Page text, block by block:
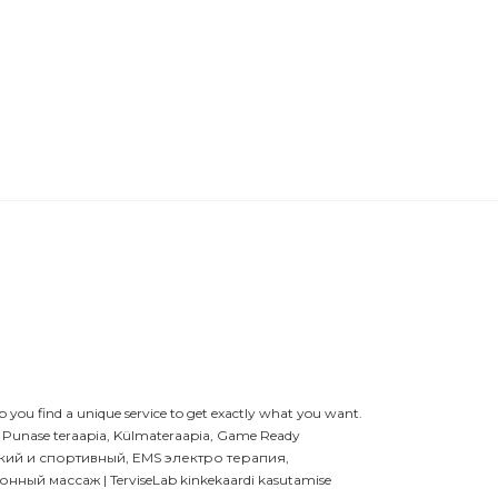
you find a unique service to get exactly what you want.
teraapia, Külmateraapia, Game Ready
и спортивный, EMS электро терапия,
массаж | TerviseLab kinkekaardi kasutamise